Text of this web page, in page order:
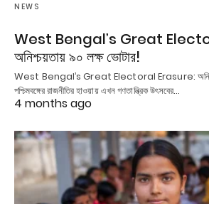
NEWS
West Bengal’s Great
অনিশ্চয়তায় ৯০ লক্ষ ভোটার!
West Bengal’s Great Electoral Erasure:
পশ্চিমবঙ্গের রাজনীতির হাওয়ায় এখন গণতান্ত্রিক উৎসবের…
4 months ago